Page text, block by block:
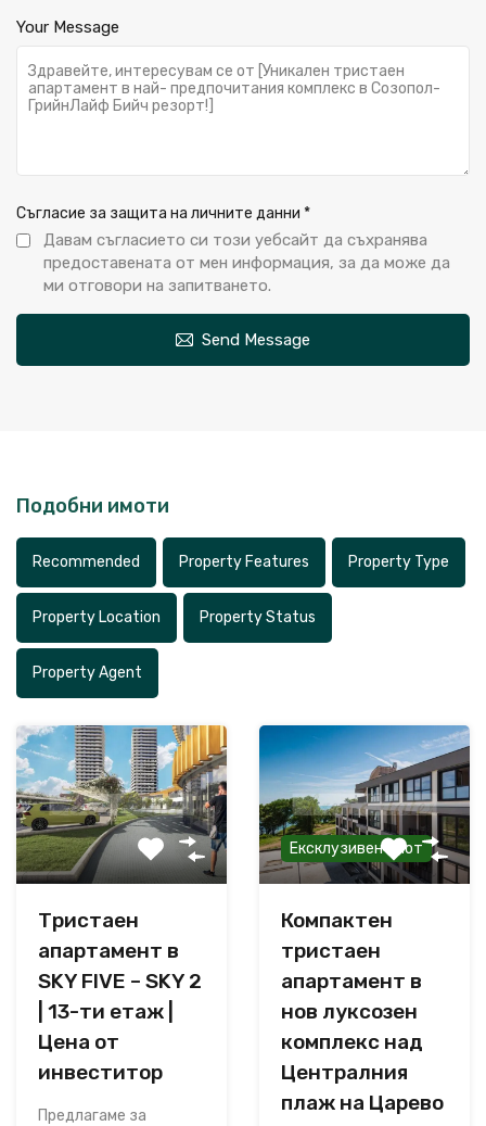
Your Message
Съгласие за защита на личните данни *
Давам съгласието си този уебсайт да съхранява
предоставената от мен информация, за да може да
ми отговори на запитването.
Send Message
Подобни имоти
Recommended Property Features Property Type
Property Location Property Status
Property Agent
Тристаен
апартамент в
SKY FIVE – SKY 2
| 13-ти етаж |
Цена от
инвеститор
Предлагаме за
Ексклузивен имот
Компактен
тристаен
апартамент в
нов луксозен
комплекс над
Централния
плаж на Царево